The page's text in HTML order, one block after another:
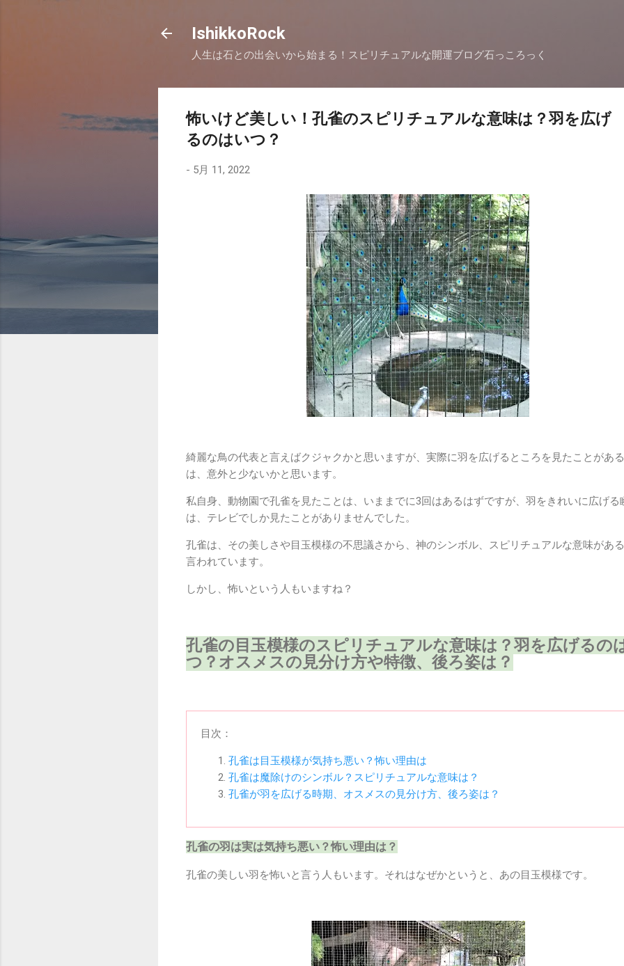
IshikkoRock
人生は石との出会いから始まる！スピリチュアルな開運ブログ石っころっく
怖いけど美しい！孔雀のスピリチュアルな意味は？羽を広げ
るのはいつ？
- 5月 11, 2022
綺麗な鳥の代表と言えばクジャクかと思いますが、実際に羽を広げるところを見たことがあ
は、意外と少ないかと思います。
私自身、動物園で孔雀を見たことは、いままでに3回はあるはずですが、羽をきれいに広げる
は、テレビでしか見たことがありませんでした。
孔雀は、その美しさや目玉模様の不思議さから、神のシンボル、スピリチュアルな意味があ
言われています。
しかし、怖いという人もいますね？
孔雀の目玉模様のスピリチュアルな意味は？羽を広げるの
つ？オスメスの見分け方や特徴、後ろ姿は？
目次：
孔雀は目玉模様が気持ち悪い？怖い理由は
孔雀は魔除けのシンボル？スピリチュアルな意味は？
孔雀が羽を広げる時期、オスメスの見分け方、後ろ姿は？
孔雀の羽は実は気持ち悪い？怖い理由は？
孔雀の美しい羽を怖いと言う人もいます。それはなぜかというと、あの目玉模様です。